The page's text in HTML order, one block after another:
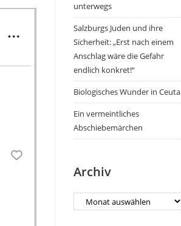
unterwegs
Salzburgs Juden und ihre
Sicherheit: „Erst nach einem
Anschlag wäre die Gefahr
endlich konkret!“
Biologisches Wunder in Ceuta
Ein vermeintliches
Abschiebemärchen
Archiv